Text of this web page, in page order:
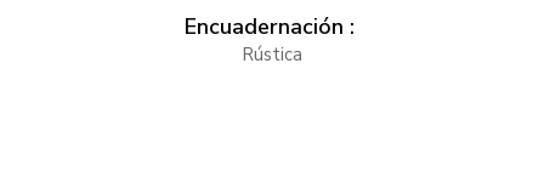
Encuadernación :
Rústica